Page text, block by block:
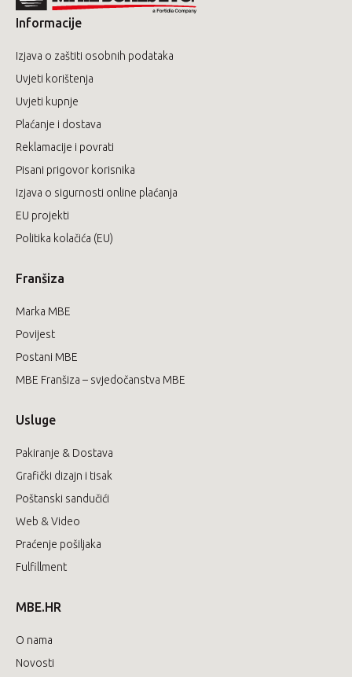
Informacije
Izjava o zaštiti osobnih podataka
Uvjeti korištenja
Uvjeti kupnje
Plaćanje i dostava
Reklamacije i povrati
Pisani prigovor korisnika
Izjava o sigurnosti online plaćanja
EU projekti
Politika kolačića (EU)
Franšiza
Marka MBE
Povijest
Postani MBE
MBE Franšiza – svjedočanstva MBE
Usluge
Pakiranje & Dostava
Grafički dizajn i tisak
Poštanski sandučići
Web & Video
Praćenje pošiljaka
Fulfillment
MBE.HR
O nama
Novosti